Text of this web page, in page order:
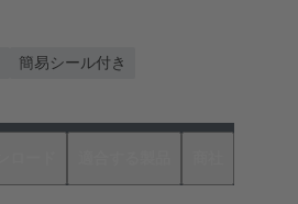
簡易シール付き